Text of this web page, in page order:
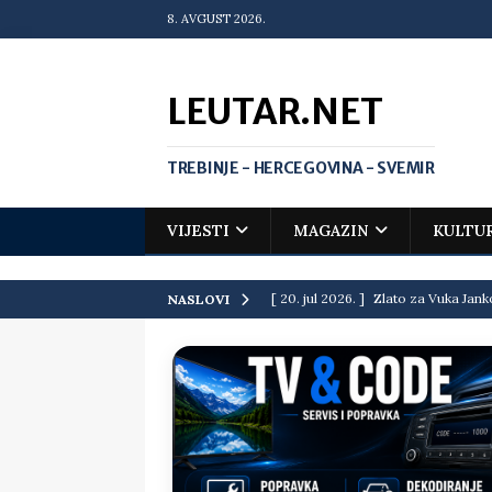
8. AVGUST 2026.
LEUTAR.NET
TREBINJE - HERCEGOVINA - SVEMIR
VIJESTI MAGAZIN
NASLOVI [ 20. jul 2026. ] Zlato za Vuka
[ 19. jul 2026. ] Da li i obraz ima
[ 16. jul 2026. ] Mile će da ti oprosti
[ 16. jul 2026. ] Krediti i dugovi
[ 15. jul 2026. ] Politički potres u